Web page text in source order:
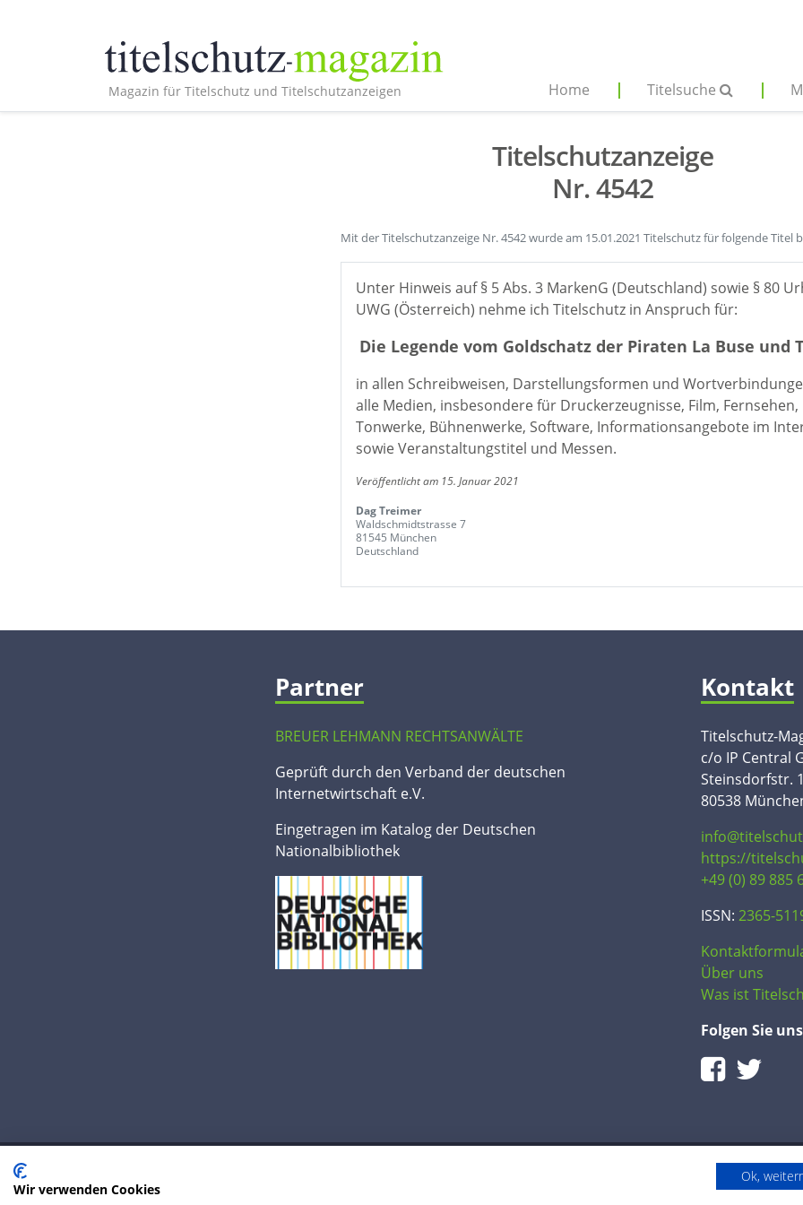
Magazin für Titelschutz und Titelschutzanzeigen Home Titelsuche
Titelschutzanzeige
Nr. 4542
Mit der Titelschutzanzeige Nr. 4542 wurde am 15.01.2021 Titelschutz für folgende Titel
Unter Hinweis auf § 5 Abs. 3 MarkenG (Deutschland) sowie § 80
UWG (Österreich) nehme ich Titelschutz in Anspruch für:
Die Legende vom Goldschatz der Piraten La Buse und
in allen Schreibweisen, Darstellungsformen und
alle Medien, insbesondere für Druckerzeugnisse, Film, Fernsehen,
Tonwerke, Bühnenwerke, Software, Informationsangebote im
sowie Veranstaltungstitel und Messen.
Veröffentlicht am 15. Januar 2021
Dag Treimer
Waldschmidtstrasse 7
81545 München
Deutschland
Partner
BREUER LEHMANN RECHTSANWÄLTE
Geprüft durch den Verband der deutschen
Internetwirtschaft e.V.
Eingetragen im Katalog der Deutschen
Nationalbibliothek
Kontakt
Titelschutz-
c/o IP Central
Steinsdorfstr.
80538
https://
+49 (0) 89 885
ISSN: 2365-
Über uns
Was ist
Folgen Sie uns
© 2020 IP Central GmbH
Wir verwenden Cookies
Ok,